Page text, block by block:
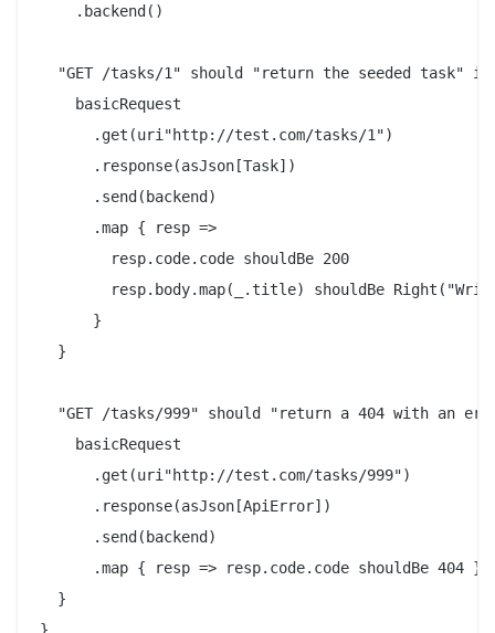
    .backend()
"GET /tasks/1" should "return the seeded task" in
    basicRequest
      .get(uri"http://test.com/tasks/1")
      .response(asJson[Task])
      .send(backend)
      .map { resp =>
        resp.code.code shouldBe 200
resp.body.map(_.title) shouldBe
      }
  }
"GET /tasks/999" should "return a 404 with an
    basicRequest
      .get(uri"http://test.com/tasks/999")
      .response(asJson[ApiError])
      .send(backend)
      .map { resp => resp.code.code shouldBe 404 }
  }